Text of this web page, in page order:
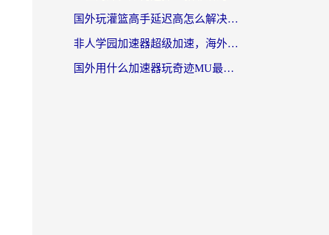
国外玩灌篮高手延迟高怎么解决？海外玩家国服游戏加速终极指南
非人学园加速器超级加速，海外玩家重返国服的通行证
国外用什么加速器玩奇迹MU最好？2026海外玩家国服游戏加速全攻略